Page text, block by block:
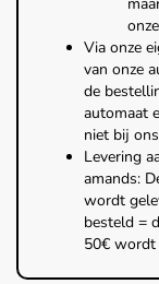
Via onze
van onze
de
automaat
niet bij
Levering
amands:
wordt
besteld =
50€ wordt